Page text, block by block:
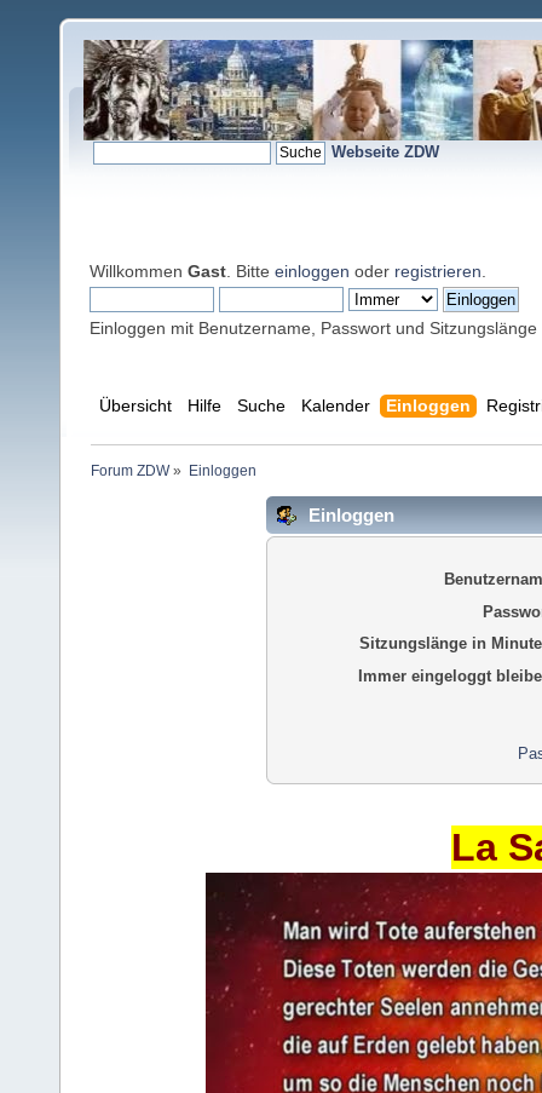
Webseite ZDW
Willkommen Gast . Bitte einloggen oder registrieren
Einloggen mit Benutzername, Passwort und Sitzungslänge
Übersicht Hilfe Suche Kalender Einloggen
Forum ZDW» Einloggen
Einloggen
Sitzungslänge in
Immer eingeloggt
La